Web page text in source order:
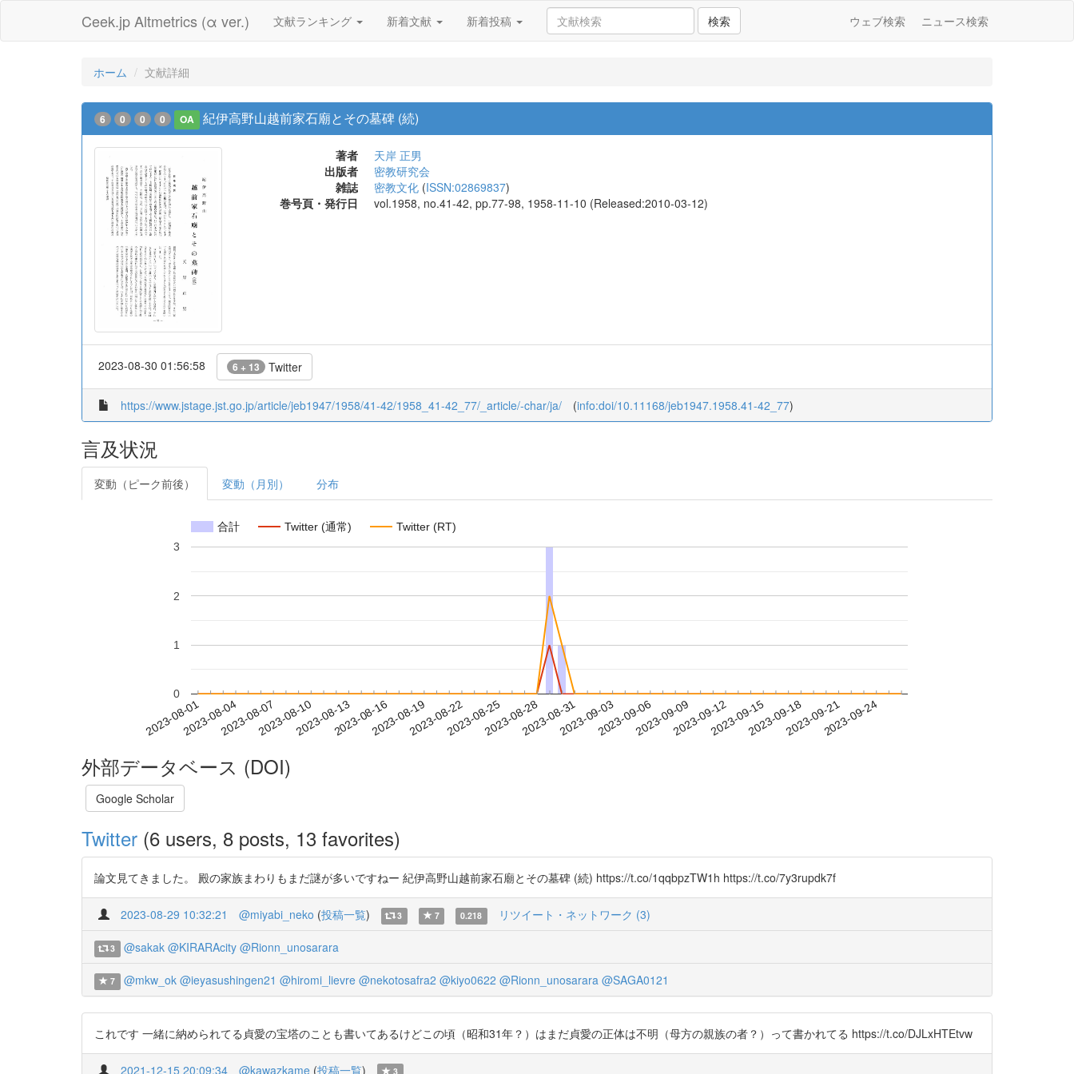
Ceek.jp Altmetrics (α ver.) 文献ランキング 新着文献 新着投稿 検索 ウェブ検索 ニュース検索
ホーム 文献詳細
6 0 0 0 OA 紀伊高野山越前家石廟とその墓碑 (続)
著者
天岸 正男
出版者
密教研究会
雑誌
密教文化 (ISSN:02869837)
巻号頁・発行日
vol.1958, no.41-42, pp.77-98, 1958-11-10 (Released:2010-03-12)
2023-08-30 01:56:58 6 + 13 Twitter
https://www.jstage.jst.go.jp/article/jeb1947/1958/41-42/1958_41-42_77/_article/-char/ja/ (info:doi/10.11168/jeb1947.1958.41-42_77)
言及状況
変動（ピーク前後） 変動（月別） 分布
合計 Twitter (通常) Twitter (RT)
2023-08-012023-08-042023-08-072023-08-102023-08-132023-08-162023-08-192023-08-222023-08-252023-08-282023-08-312023-09-032023-09-062023-09-092023-09-122023-09-152023-09-182023-09-212023-09-24
0
1
2
3
外部データベース (DOI)
Google Scholar
Twitter (6 users, 8 posts, 13 favorites)
論文見てきました。 殿の家族まわりもまだ謎が多いですねー 紀伊高野山越前家石廟とその墓碑 (続) https://t.co/1qqbpzTW1h https://t.co/7y3rupdk7f
2023-08-29 10:32:21 @miyabi_neko (投稿一覧) 3 7 0.218 リツイート・ネットワーク (3)
3 @sakak @KIRARAcity @Rionn_unosarara
7 @mkw_ok @ieyasushingen21 @hiromi_lievre @nekotosafra2 @kiyo0622 @Rionn_unosarara @SAGA0121
これです 一緒に納められてる貞愛の宝塔のことも書いてあるけどこの頃（昭和31年？）はまだ貞愛の正体は不明（母方の親族の者？）って書かれてる https://t.co/DJLxHTEtvw
2021-12-15 20:09:34 @kawazkame (投稿一覧) 3